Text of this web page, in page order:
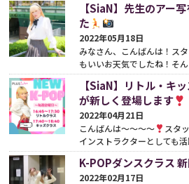
【SiaN】先生のアー
た
2022年05月18日
みなさん、こんばんは！ス
もいいお天気でしたね！そ
ラスカルチャーでK-POPの
ま...続きをみる
【SiaN】リトル・キ
が新しく登場します
2022年04月21日
こんばんは〜〜〜〜
スタ
インストラクターとしても
スが新しく2つ登場します
きをみる
K-POPダンスクラス
2022年02月17日